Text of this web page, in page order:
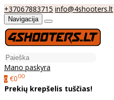
+37067883715 info@4shooters.lt
Navigacija
Mano paskyra
0 €000
Prekių krepšelis tuščias!